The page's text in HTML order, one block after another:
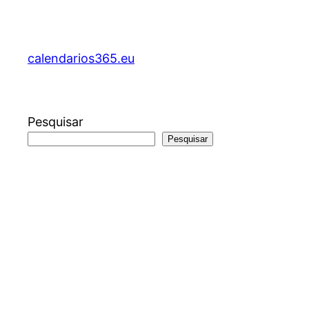
calendarios365.eu
Pesquisar
Pesquisar